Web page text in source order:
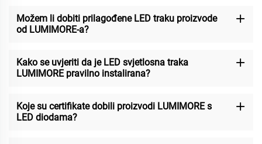
Možem li dobiti prilagođene LED traku proizvode
od LUMIMORE-a?
Kako se uvjeriti da je LED svjetlosna traka
LUMIMORE pravilno instalirana?
Koje su certifikate dobili proizvodi LUMIMORE s
LED diodama?